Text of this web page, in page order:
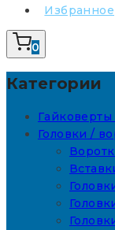
Избранное
0
Категории
Головки /